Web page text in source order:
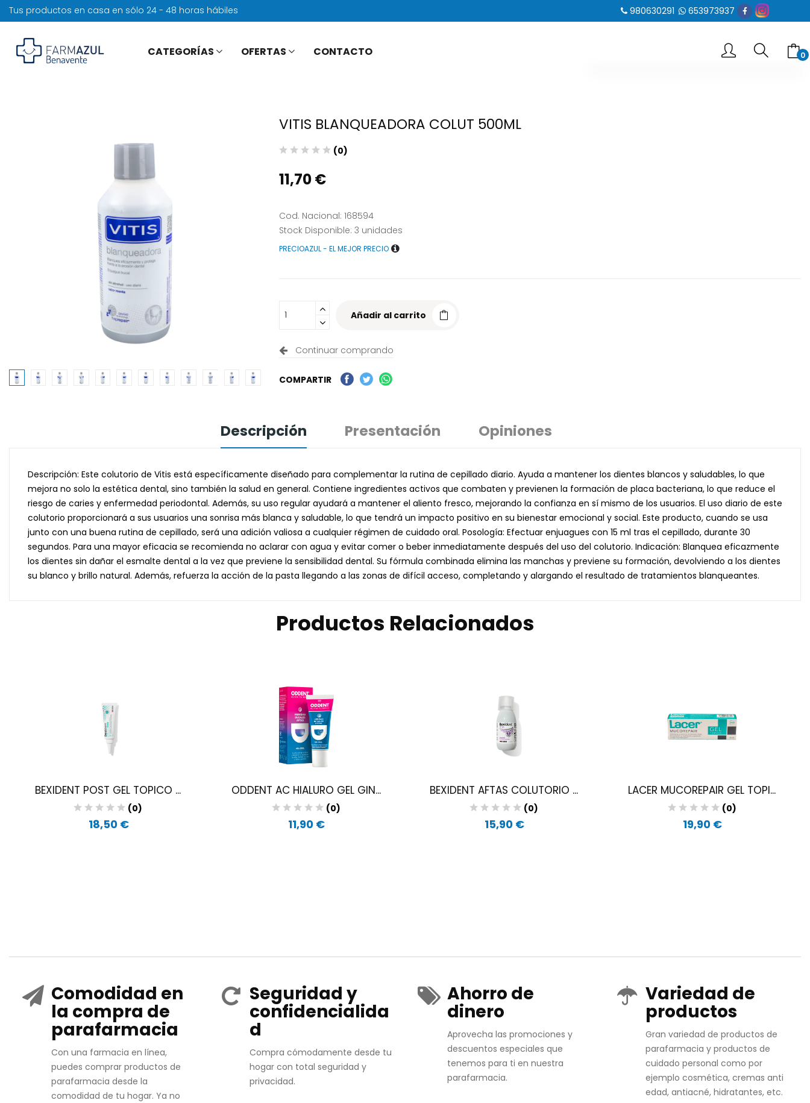
Tus productos en casa en sólo 24 - 48 horas hábiles 980630291 653973937
CATEGORÍAS OFERTAS CONTACTO 0
VITIS BLANQUEADORA COLUT 500ML
(0)
11,70 €
Cod. Nacional: 168594
Stock Disponible: 3 unidades
PRECIOAZUL - EL MEJOR PRECIO
Añadir al carrito
Continuar comprando
COMPARTIR
Descripción Presentación Opiniones
Descripción: Este colutorio de Vitis está específicamente diseñado para complementar la rutina de cepillado diario. Ayuda a mantener los dientes blancos y saludables, lo que
mejora no solo la estética dental, sino también la salud en general. Contiene ingredientes activos que combaten y previenen la formación de placa bacteriana, lo que reduce el
riesgo de caries y enfermedad periodontal. Además, su uso regular ayudará a mantener el aliento fresco, mejorando la confianza en sí mismo de los usuarios. El uso diario de este
colutorio proporcionará a sus usuarios una sonrisa más blanca y saludable, lo que tendrá un impacto positivo en su bienestar emocional y social. Este producto, cuando se usa
junto con una buena rutina de cepillado, será una adición valiosa a cualquier régimen de cuidado oral. Posología: Efectuar enjuagues con 15 ml tras el cepillado, durante 30
segundos. Para una mayor eficacia se recomienda no aclarar con agua y evitar comer o beber inmediatamente después del uso del colutorio. Indicación: Blanquea eficazmente
los dientes sin dañar el esmalte dental a la vez que previene la sensibilidad dental. Su fórmula combinada elimina las manchas y previene su formación, devolviendo a los dientes
su blanco y brillo natural. Además, refuerza la acción de la pasta llegando a las zonas de difícil acceso, completando y alargando el resultado de tratamientos blanqueantes.
Productos Relacionados
BEXIDENT POST GEL TOPICO ...
(0)
18,50 €
ODDENT AC HIALURO GEL GIN...
(0)
11,90 €
BEXIDENT AFTAS COLUTORIO ...
(0)
15,90 €
LACER MUCOREPAIR GEL TOPI...
(0)
19,90 €
Comodidad en
la compra de
parafarmacia
Con una farmacia en línea,
puedes comprar productos de
parafarmacia desde la
comodidad de tu hogar. Ya no
Seguridad y
confidencialida
d
Compra cómodamente desde tu
hogar con total seguridad y
privacidad.
Ahorro de
dinero
Aprovecha las promociones y
descuentos especiales que
tenemos para ti en nuestra
parafarmacia.
Variedad de
productos
Gran variedad de productos de
parafarmacia y productos de
cuidado personal como por
ejemplo cosmética, cremas anti
edad, antiacné, hidratantes, etc.